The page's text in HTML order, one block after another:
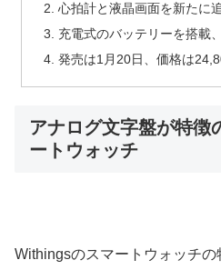
心拍計と液晶画面を新たに
充電式のバッテリーを搭載
発売は1月20日、価格は
アナログ文字盤が特
ートウォッチ
Withingsのスマートウォッチ